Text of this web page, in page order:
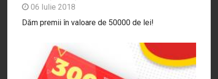
06 Iulie 2018
Dăm premii în valoare de 50000 de lei!